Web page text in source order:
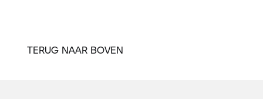
TERUG NAAR BOVEN